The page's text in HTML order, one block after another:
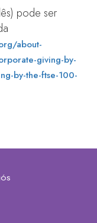
pode ser
about-
giving-by-
by-the-ftse-100-